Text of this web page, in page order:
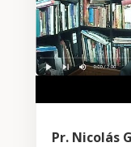
Pr. Nicolás